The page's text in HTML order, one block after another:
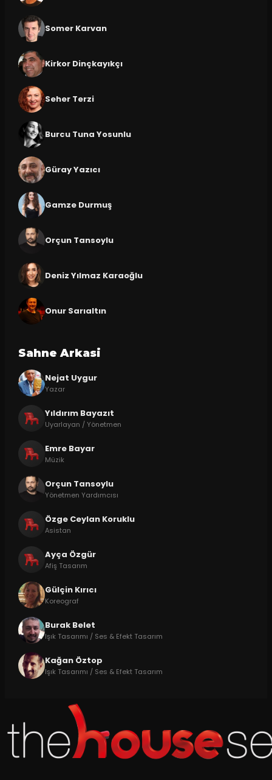
Somer Karvan
Kirkor Dinçkayıkçı
Seher Terzi
Burcu Tuna Yosunlu
Güray Yazıcı
Gamze Durmuş
Orçun Tansoylu
Deniz Yılmaz Karaoğlu
Onur Sarıaltın
Sahne Arkasi
Nejat Uygur
Yazar
Yıldırım Bayazıt
Uyarlayan / Yönetmen
Emre Bayar
Müzik
Orçun Tansoylu
Yönetmen Yardımcısı
Özge Ceylan Koruklu
Asistan
Ayça Özgür
Afiş Tasarım
Gülçin Kırıcı
Koreograf
Burak Belet
Işık Tasarımı / Ses & Efekt Tasarım
Kağan Öztop
Işık Tasarımı / Ses & Efekt Tasarım